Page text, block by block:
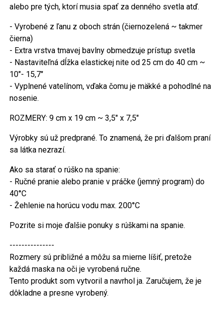
alebo pre tých, ktorí musia spať za denného svetla atď.
- Vyrobené z ľanu z oboch strán (čiernozelená ~ takmer
čierna)
- Extra vrstva tmavej bavlny obmedzuje prístup svetla
- Nastaviteľná dĺžka elastickej nite od 25 cm do 40 cm ~
10"- 15,7"
- Vyplnené vatelínom, vďaka čomu je mäkké a pohodlné na
nosenie.
ROZMERY: 9 cm x 19 cm ~ 3,5" x 7,5"
Výrobky sú už predprané. To znamená, že pri ďalšom praní
sa látka nezrazí.
Ako sa starať o rúško na spanie:
- Ručné pranie alebo pranie v práčke (jemný program) do
40°C
- Žehlenie na horúcu vodu max. 200°C
Pozrite si moje ďalšie ponuky s rúškami na spanie.
---------------
Rozmery sú približné a môžu sa mierne líšiť, pretože
každá maska na oči je vyrobená ručne.
Tento produkt som vytvoril a navrhol ja. Zaručujem, že je
dôkladne a presne vyrobený.